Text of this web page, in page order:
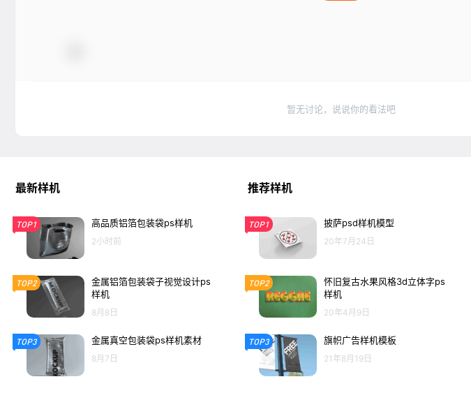
暂无讨论，说说你的看法吧
最新样机
TOP1 高品质铝箔包装袋ps样机
2小时前
TOP2
金属铝箔包装袋子视觉设计ps
样机
8月8日
TOP3 金属真空包装袋ps样机素材
8月7日
推荐样机
TOP1 披萨psd样机模型
20年7月24日
TOP2
怀旧复古水果风格3d立体字ps
样机
20年4月9日
TOP3 旗帜广告样机模板
21年8月19日